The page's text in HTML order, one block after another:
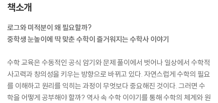
책소개
로그와 미적분이 왜 필요할까?
중학생 눈높이에 딱 맞춘 수학이 즐거워지는 수학사 이야기
수학 교육은 수동적인 공식 암기와 문제 풀이에서 벗어나 일상에서 수학적
사고력과 창의성을 키우는 방향으로 바뀌고 있다. 자연스럽게 수학의 필요
를 이해하고 원리를 익히는 과정이 무엇보다 중요해진 것이다. 그러면 수
학을 어떻게 공부해야 할까? 역사 속 수학 이야기를 통해 수학의 체계와 원